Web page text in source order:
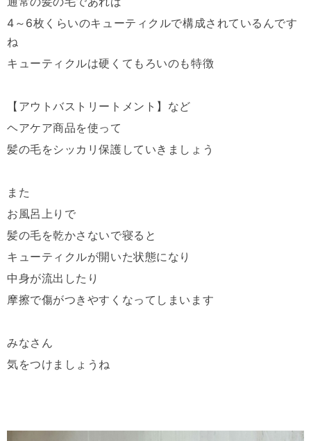
4～6枚くらいのキューティクルで構成されているんです
ね
キューティクルは硬くてもろいのも特徴
【アウトバストリートメント】など
ヘアケア商品を使って
髪の毛をシッカリ保護していきましょう
また
お風呂上りで
髪の毛を乾かさないで寝ると
キューティクルが開いた状態になり
中身が流出したり
摩擦で傷がつきやすくなってしまいます
みなさん
気をつけましょうね